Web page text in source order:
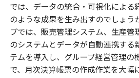
では、データの統合・可視化による
のような成果を生み出すのでしょう
プでは、販売管理システム、生産管
のシステムとデータが自動連携する
テムを導入し、グループ経営管理の
で、月次決算帳票の作成作業を大幅